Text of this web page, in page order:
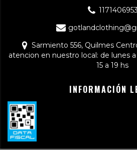
1171406953
Sarmiento 556, Quilmes
atencion en nuestro local: de lunes
15 a 19 hs
INFORMACIÓN